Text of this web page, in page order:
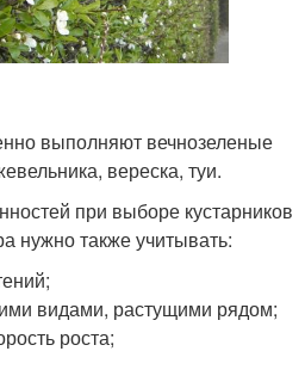
выполняют вечнозеленые
вереска, туи.
при выборе кустарников
нужно также учитывать:
видами, растущими рядом;
роста;